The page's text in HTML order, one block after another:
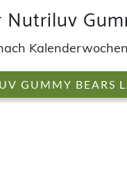
Kalenderwochen
GUMMY BEARS